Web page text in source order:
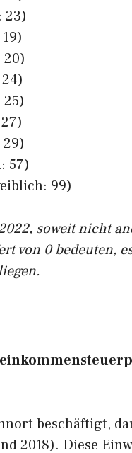
23)
20)
57)
99)
soweit nicht
von 0 bedeuten,
beschäftigt,
2018). Diese